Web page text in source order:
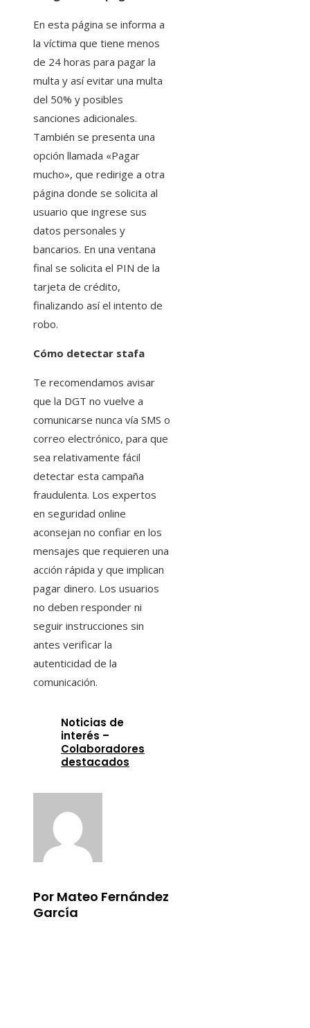
En esta página se informa a
la víctima que tiene menos
de 24 horas para pagar la
multa y así evitar una multa
del 50% y posibles
sanciones adicionales.
También se presenta una
opción llamada «Pagar
mucho», que redirige a otra
página donde se solicita al
usuario que ingrese sus
datos personales y
bancarios. En una ventana
final se solicita el PIN de la
tarjeta de crédito,
finalizando así el intento de
robo.
Cómo detectar stafa
Te recomendamos avisar
que la DGT no vuelve a
comunicarse nunca vía SMS o
correo electrónico, para que
sea relativamente fácil
detectar esta campaña
fraudulenta. Los expertos
en seguridad online
aconsejan no confiar en los
mensajes que requieren una
acción rápida y que implican
pagar dinero. Los usuarios
no deben responder ni
seguir instrucciones sin
antes verificar la
autenticidad de la
comunicación.
Noticias de
interés –
Colaboradores
destacados
Por Mateo Fernández
García